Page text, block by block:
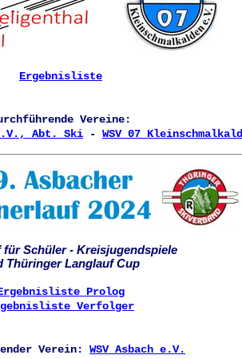
Ergebnisliste
Vereine:
Abt. Ski - WSV 07
für Schüler - Kreisjugendspiele
Thüringer Langlauf Cup
Prolog
Verfolger
Verein: WSV Asbach e.V.